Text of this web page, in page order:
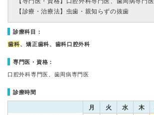
【診療・治療法】 虫歯・親知らずの抜歯
診療科目：
歯科、矯正歯科、歯科口腔外科
専門医・資格：
口腔外科専門医、歯周病専門医
診療時間
月 火 水 木